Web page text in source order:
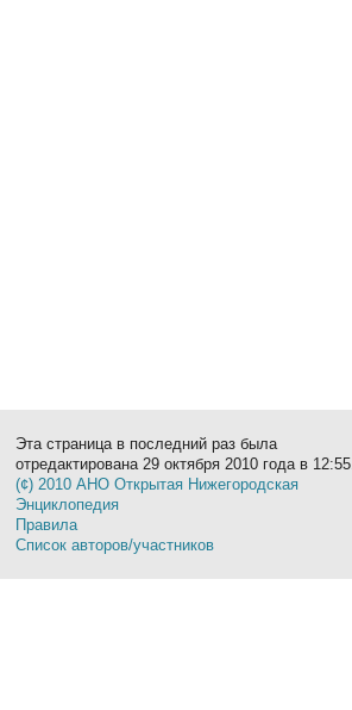
Эта страница в последний раз была
отредактирована 29 октября 2010 года в 12:55.
(¢) 2010 АНО Открытая Нижегородская
Энциклопедия
Правила
Список авторов/участников